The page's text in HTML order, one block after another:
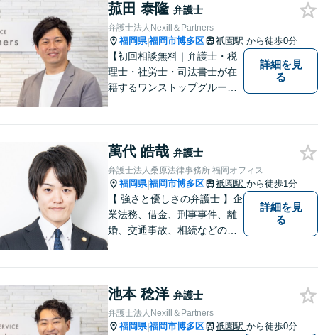
権回収など単発の案件もご相
談ください。【初回相談無
料】【オンライン面談可】
菰田 泰隆 弁護士
弁護士法人Nexill＆Partners
福岡県|福岡市博多区 祇園駅 から徒歩0分
【初回相談無料｜弁護士・税
理士・社労士・司法書士が在
籍するワンストップグルー
等複数士業の知識が必要な案
件を一括して対応。九州トッ
プクラスの豊富な実績。
詳細を見
る
萬代 皓哉 弁護士
弁護士法人桑原法律事務所 福岡オフィス
福岡県|福岡市博多区 祇園駅 から徒歩1分
【 強さと優しさの弁護士 】企
業法務、借金、刑事事件、離
婚、交通事故、相続などのご
なリーガルサービスを提供い
たします。
詳細を見
る
池本 稔洋 弁護士
弁護士法人Nexill＆Partners
福岡県|福岡市博多区 祇園駅 から徒歩0分